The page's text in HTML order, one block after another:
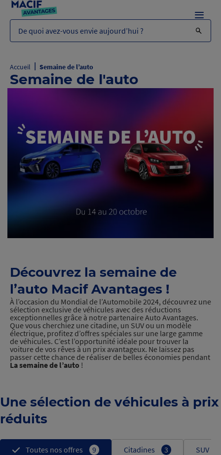
De quoi avez-vous envie aujourd’hui ?
Menu
Accueil | Semaine de l’auto
Semaine de l'auto
Découvrez la semaine de
l’auto Macif Avantages !
À l’occasion du Mondial de l’Automobile 2024, découvrez une
sélection exclusive de véhicules avec des réductions
exceptionnelles grâce à notre partenaire Auto Avantages.
Que vous cherchiez une citadine, un SUV ou un modèle
électrique, profitez d’offres spéciales sur une large gamme
de véhicules. C’est l’opportunité idéale pour trouver la
voiture de vos rêves à un prix avantageux. Ne laissez pas
passer cette chance de réaliser de belles économies pendant
La semaine de l’auto !
Une sélection de véhicules à prix
réduits
Toutes nos offres 9 Citadines 3 SUV